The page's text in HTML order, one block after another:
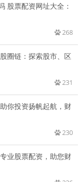
股票配资网址大全：
268
圈链：探索股市、区
231
你投资扬帆起航，财
230
业股票配资，助您财